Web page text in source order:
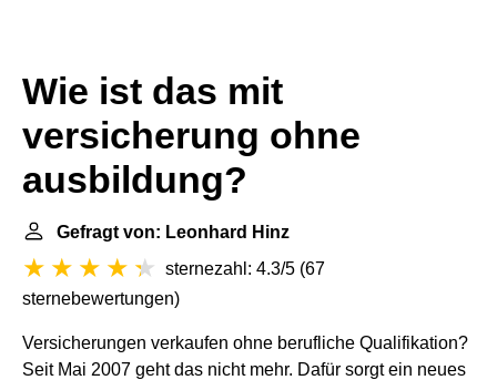
Wie ist das mit
versicherung ohne
ausbildung?
Gefragt von: Leonhard Hinz
sternezahl: 4.3/5 (67
sternebewertungen)
Versicherungen verkaufen ohne berufliche Qualifikation?
Seit Mai 2007 geht das nicht mehr. Dafür sorgt ein neues